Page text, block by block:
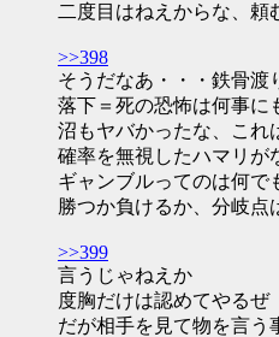
二度目はねえからな、頼
>>398
そうだなあ・・・鉄骨渡
落下＝死の恐怖は何事に
沼もヤバかったな、これ
確率を無視したハマリが
ギャンブルってのは何で
勝つか負けるか、分岐点
>>399
言うじゃねえか
度胸だけは認めてやるぜ
だが相手を見て物を言う